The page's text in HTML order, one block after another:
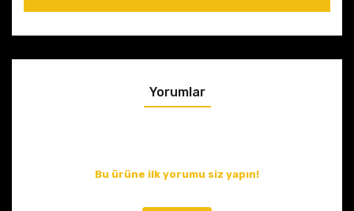
Yorumlar
Bu ürüne ilk yorumu siz yapın!